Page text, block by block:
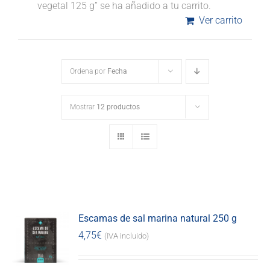
vegetal 125 g” se ha añadido a tu carrito.
Ver carrito
Ordena por Fecha
Mostrar 12 productos
Escamas de sal marina natural 250 g
4,75€ (IVA incluido)